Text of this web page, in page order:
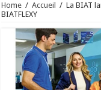
Home / Accueil / La BIAT
BIATFLEXY